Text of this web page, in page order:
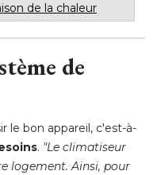
de la chaleur
de
le bon appareil, c'est-à-
. "Le climatiseur
logement. Ainsi, pour